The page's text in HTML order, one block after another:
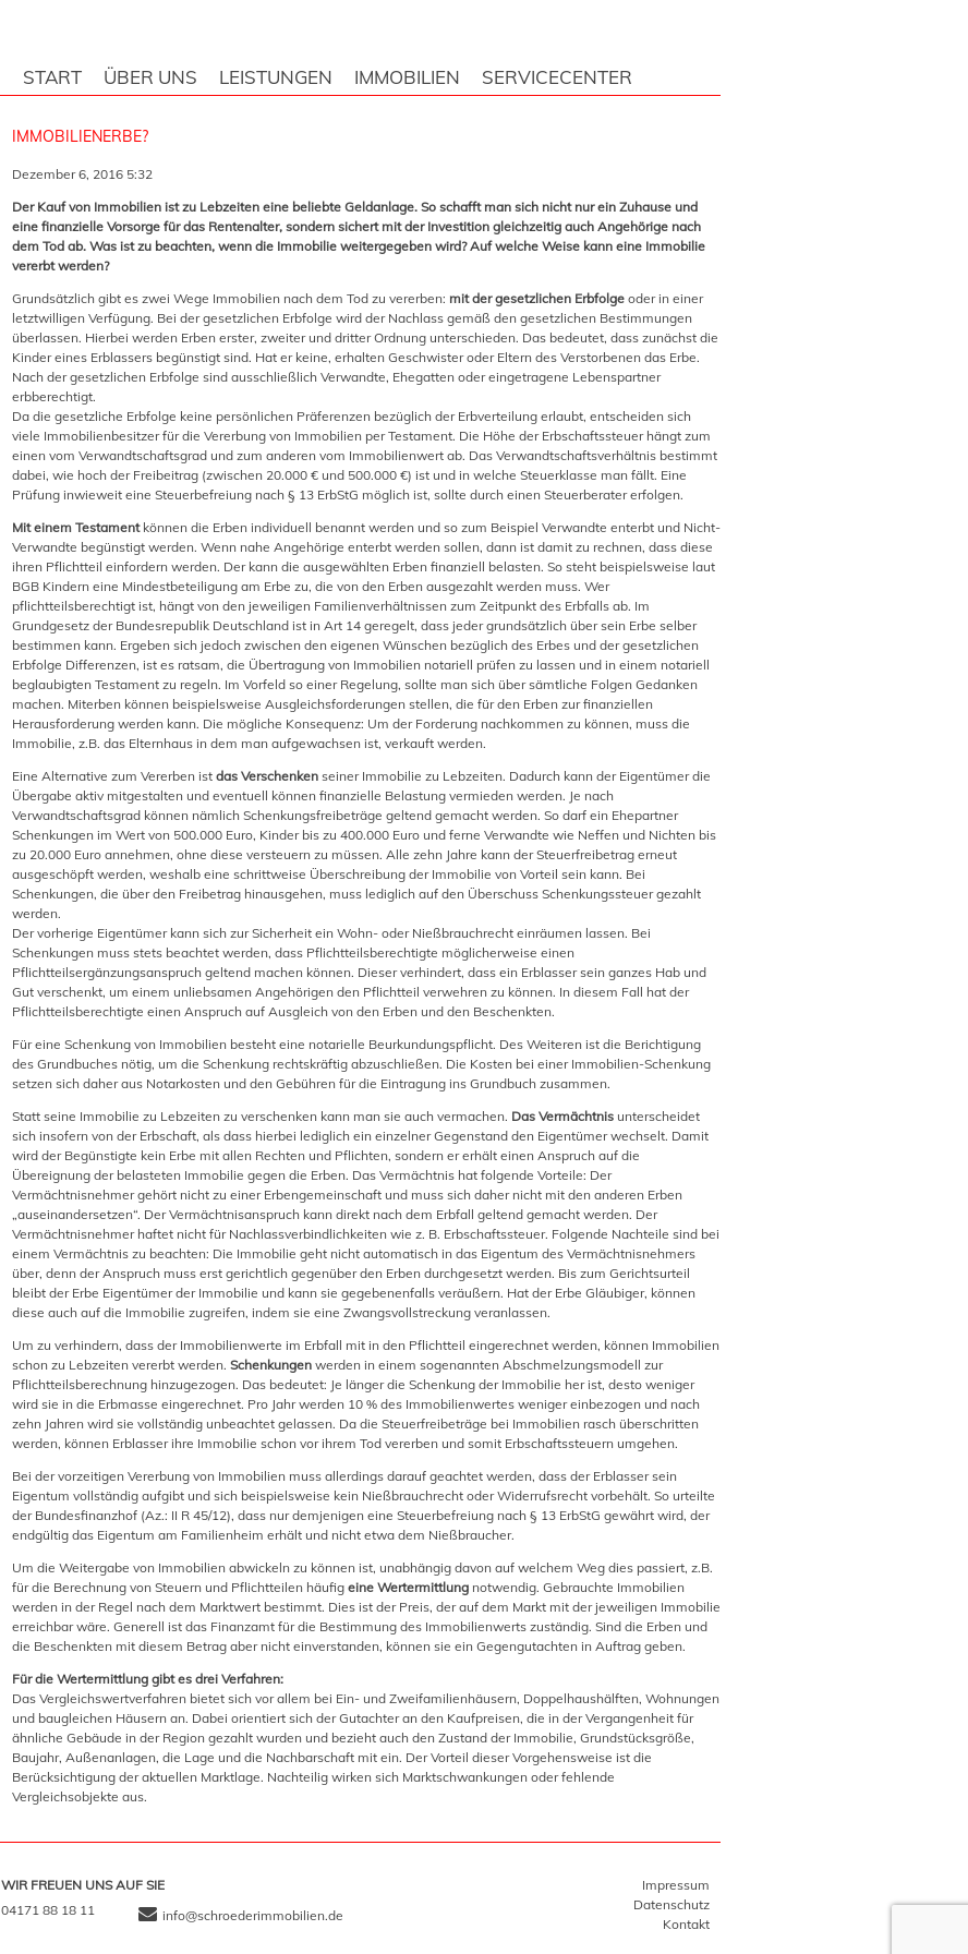
START ÜBER UNS LEISTUNGEN IMMOBILIEN SERVICECENTER
IMMOBILIENERBE?
Dezember 6, 2016 5:32
Der Kauf von Immobilien ist zu Lebzeiten eine beliebte Geldanlage. So schafft man sich nicht nur ein Zuhause und
eine finanzielle Vorsorge für das Rentenalter, sondern sichert mit der Investition gleichzeitig auch Angehörige nach
dem Tod ab. Was ist zu beachten, wenn die Immobilie weitergegeben wird? Auf welche Weise kann eine Immobilie
vererbt werden?
Grundsätzlich gibt es zwei Wege Immobilien nach dem Tod zu vererben: mit der gesetzlichen Erbfolge oder in einer
letztwilligen Verfügung. Bei der gesetzlichen Erbfolge wird der Nachlass gemäß den gesetzlichen Bestimmungen
überlassen. Hierbei werden Erben erster, zweiter und dritter Ordnung unterschieden. Das bedeutet, dass zunächst die
Kinder eines Erblassers begünstigt sind. Hat er keine, erhalten Geschwister oder Eltern des Verstorbenen das Erbe.
Nach der gesetzlichen Erbfolge sind ausschließlich Verwandte, Ehegatten oder eingetragene Lebenspartner
erbberechtigt.
Da die gesetzliche Erbfolge keine persönlichen Präferenzen bezüglich der Erbverteilung erlaubt, entscheiden sich
viele Immobilienbesitzer für die Vererbung von Immobilien per Testament. Die Höhe der Erbschaftssteuer hängt zum
einen vom Verwandtschaftsgrad und zum anderen vom Immobilienwert ab. Das Verwandtschaftsverhältnis bestimmt
dabei, wie hoch der Freibeitrag (zwischen 20.000 € und 500.000 €) ist und in welche Steuerklasse man fällt. Eine
Prüfung inwieweit eine Steuerbefreiung nach § 13 ErbStG möglich ist, sollte durch einen Steuerberater erfolgen.
Mit einem Testamentkönnen die Erben individuell benannt werden und so zum Beispiel Verwandte enterbt und Nicht-
Verwandte begünstigt werden. Wenn nahe Angehörige enterbt werden sollen, dann ist damit zu rechnen, dass diese
ihren Pflichtteil einfordern werden. Der kann die ausgewählten Erben finanziell belasten. So steht beispielsweise laut
BGB Kindern eine Mindestbeteiligung am Erbe zu, die von den Erben ausgezahlt werden muss. Wer
pflichtteilsberechtigt ist, hängt von den jeweiligen Familienverhältnissen zum Zeitpunkt des Erbfalls ab. Im
Grundgesetz der Bundesrepublik Deutschland ist in Art 14 geregelt, dass jeder grundsätzlich über sein Erbe selber
bestimmen kann. Ergeben sich jedoch zwischen den eigenen Wünschen bezüglich des Erbes und der gesetzlichen
Erbfolge Differenzen, ist es ratsam, die Übertragung von Immobilien notariell prüfen zu lassen und in einem notariell
beglaubigten Testament zu regeln. Im Vorfeld so einer Regelung, sollte man sich über sämtliche Folgen Gedanken
machen. Miterben können beispielsweise Ausgleichsforderungen stellen, die für den Erben zur finanziellen
Herausforderung werden kann. Die mögliche Konsequenz: Um der Forderung nachkommen zu können, muss die
Immobilie, z.B. das Elternhaus in dem man aufgewachsen ist, verkauft werden.
Eine Alternative zum Vererben ist das Verschenken seiner Immobilie zu Lebzeiten. Dadurch kann der Eigentümer die
Übergabe aktiv mitgestalten und eventuell können finanzielle Belastung vermieden werden. Je nach
Verwandtschaftsgrad können nämlich Schenkungsfreibeträge geltend gemacht werden. So darf ein Ehepartner
Schenkungen im Wert von 500.000 Euro, Kinder bis zu 400.000 Euro und ferne Verwandte wie Neffen und Nichten bis
zu 20.000 Euro annehmen, ohne diese versteuern zu müssen. Alle zehn Jahre kann der Steuerfreibetrag erneut
ausgeschöpft werden, weshalb eine schrittweise Überschreibung der Immobilie von Vorteil sein kann. Bei
Schenkungen, die über den Freibetrag hinausgehen, muss lediglich auf den Überschuss Schenkungssteuer gezahlt
werden.
Der vorherige Eigentümer kann sich zur Sicherheit ein Wohn- oder Nießbrauchrecht einräumen lassen. Bei
Schenkungen muss stets beachtet werden, dass Pflichtteilsberechtigte möglicherweise einen
Pflichtteilsergänzungsanspruch geltend machen können. Dieser verhindert, dass ein Erblasser sein ganzes Hab und
Gut verschenkt, um einem unliebsamen Angehörigen den Pflichtteil verwehren zu können. In diesem Fall hat der
Pflichtteilsberechtigte einen Anspruch auf Ausgleich von den Erben und den Beschenkten.
Für eine Schenkung von Immobilien besteht eine notarielle Beurkundungspflicht. Des Weiteren ist die Berichtigung
des Grundbuches nötig, um die Schenkung rechtskräftig abzuschließen. Die Kosten bei einer Immobilien-Schenkung
setzen sich daher aus Notarkosten und den Gebühren für die Eintragung ins Grundbuch zusammen.
Statt seine Immobilie zu Lebzeiten zu verschenken kann man sie auch vermachen. Das Vermächtnis unterscheidet
sich insofern von der Erbschaft, als dass hierbei lediglich ein einzelner Gegenstand den Eigentümer wechselt. Damit
wird der Begünstigte kein Erbe mit allen Rechten und Pflichten, sondern er erhält einen Anspruch auf die
Übereignung der belasteten Immobilie gegen die Erben. Das Vermächtnis hat folgende Vorteile: Der
Vermächtnisnehmer gehört nicht zu einer Erbengemeinschaft und muss sich daher nicht mit den anderen Erben
„auseinandersetzen“. Der Vermächtnisanspruch kann direkt nach dem Erbfall geltend gemacht werden. Der
Vermächtnisnehmer haftet nicht für Nachlassverbindlichkeiten wie z. B. Erbschaftssteuer. Folgende Nachteile sind bei
einem Vermächtnis zu beachten: Die Immobilie geht nicht automatisch in das Eigentum des Vermächtnisnehmers
über, denn der Anspruch muss erst gerichtlich gegenüber den Erben durchgesetzt werden. Bis zum Gerichtsurteil
bleibt der Erbe Eigentümer der Immobilie und kann sie gegebenenfalls veräußern. Hat der Erbe Gläubiger, können
diese auch auf die Immobilie zugreifen, indem sie eine Zwangsvollstreckung veranlassen.
Um zu verhindern, dass der Immobilienwerte im Erbfall mit in den Pflichtteil eingerechnet werden, können Immobilien
schon zu Lebzeiten vererbt werden. Schenkungen werden in einem sogenannten Abschmelzungsmodell zur
Pflichtteilsberechnung hinzugezogen. Das bedeutet: Je länger die Schenkung der Immobilie her ist, desto weniger
wird sie in die Erbmasse eingerechnet. Pro Jahr werden 10 % des Immobilienwertes weniger einbezogen und nach
zehn Jahren wird sie vollständig unbeachtet gelassen. Da die Steuerfreibeträge bei Immobilien rasch überschritten
werden, können Erblasser ihre Immobilie schon vor ihrem Tod vererben und somit Erbschaftssteuern umgehen.
Bei der vorzeitigen Vererbung von Immobilien muss allerdings darauf geachtet werden, dass der Erblasser sein
Eigentum vollständig aufgibt und sich beispielsweise kein Nießbrauchrecht oder Widerrufsrecht vorbehält. So urteilte
der Bundesfinanzhof (Az.: II R 45/12), dass nur demjenigen eine Steuerbefreiung nach § 13 ErbStG gewährt wird, der
endgültig das Eigentum am Familienheim erhält und nicht etwa dem Nießbraucher.
Um die Weitergabe von Immobilien abwickeln zu können ist, unabhängig davon auf welchem Weg dies passiert, z.B.
für die Berechnung von Steuern und Pflichtteilen häufig eine Wertermittlung notwendig. Gebrauchte Immobilien
werden in der Regel nach dem Marktwert bestimmt. Dies ist der Preis, der auf dem Markt mit der jeweiligen Immobilie
erreichbar wäre. Generell ist das Finanzamt für die Bestimmung des Immobilienwerts zuständig. Sind die Erben und
die Beschenkten mit diesem Betrag aber nicht einverstanden, können sie ein Gegengutachten in Auftrag geben.
Für die Wertermittlung gibt es drei Verfahren:
Das Vergleichswertverfahren bietet sich vor allem bei Ein- und Zweifamilienhäusern, Doppelhaushälften, Wohnungen
und baugleichen Häusern an. Dabei orientiert sich der Gutachter an den Kaufpreisen, die in der Vergangenheit für
ähnliche Gebäude in der Region gezahlt wurden und bezieht auch den Zustand der Immobilie, Grundstücksgröße,
Baujahr, Außenanlagen, die Lage und die Nachbarschaft mit ein. Der Vorteil dieser Vorgehensweise ist die
Berücksichtigung der aktuellen Marktlage. Nachteilig wirken sich Marktschwankungen oder fehlende
Vergleichsobjekte aus.
WIR FREUEN UNS AUF SIE
04171 88 18 11
info@schroederimmobilien.de
Impressum
Datenschutz
Kontakt